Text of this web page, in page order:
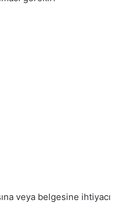
veya belgesine ihtiyacı